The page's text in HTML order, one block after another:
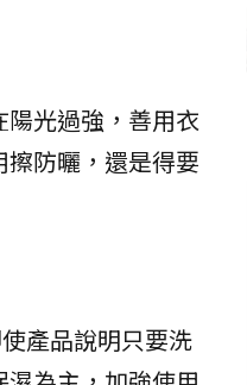
光過強，善用衣
防曬，還是得要
產品說明只要洗